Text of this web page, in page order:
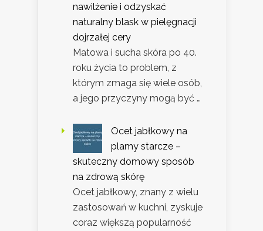
nawilżenie i odzyskać
naturalny blask w pielęgnacji
dojrzałej cery
Matowa i sucha skóra po 40.
roku życia to problem, z
którym zmaga się wiele osób,
a jego przyczyny mogą być …
Ocet jabłkowy na
plamy starcze –
skuteczny domowy sposób
na zdrową skórę
Ocet jabłkowy, znany z wielu
zastosowań w kuchni, zyskuje
coraz większą popularność